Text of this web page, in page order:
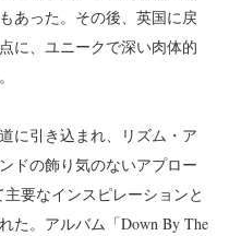
あった。その後、英国に戻
に、ユニークで深い肉体的
に引き込まれ、リズム・ア
ドの飾り気のないアプロー
要なインスピレーションと
た。アルバム「Down By The